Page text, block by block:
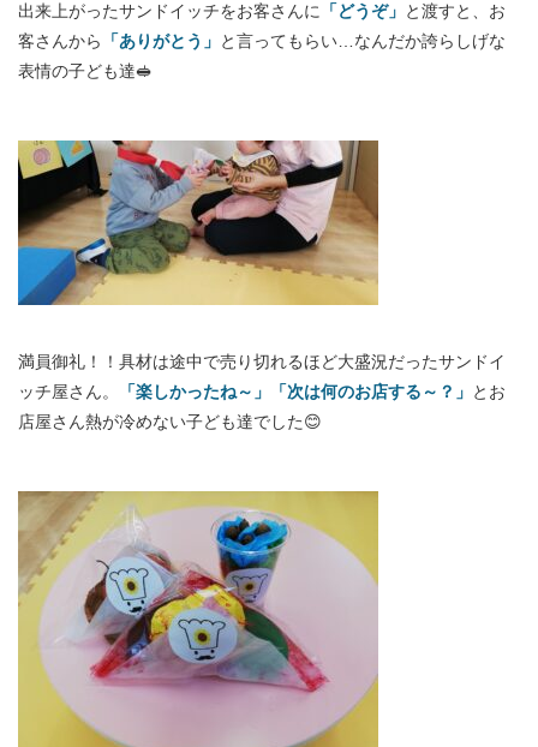
出来上がったサンドイッチをお客さんに 「どうぞ」 と渡すと、お
客さんから
「ありがとう」 と言ってもらい…なんだか誇らしげな
表情の子ども達🥪
満員御礼！！具材は途中で売り切れるほど大盛況だったサンドイ
ッチ屋さん。
「楽しかったね～」「次は何のお店する～？」 とお
店屋さん熱が冷めない子ども達でした😊